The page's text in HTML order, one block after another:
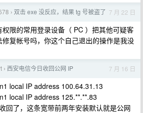
› 双击 exe 没反应，结果 tg 号被盗了 7 月 22 日
限的常用登录设备（ PC ）把其他可疑客
复帐号吗，你这个自己退出的操作是我没
› 西安电信今日收回公网 IP 7 月 16 日
local IP address 100.64.31.13
local IP address 125.**.**.83
回了，这条宽带前两年安装默认就是公网